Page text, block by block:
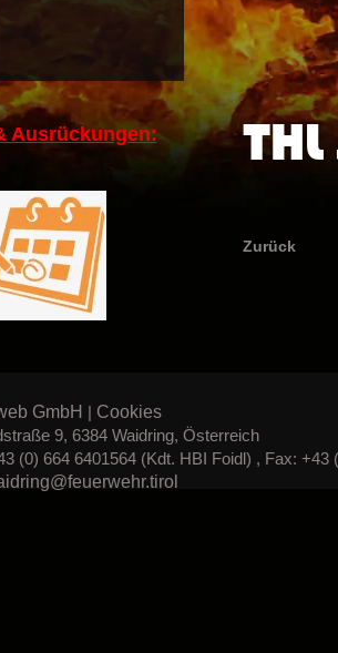
Ausrückungen:
Zurück
GmbH | Cookies
9, 6384 Waidring, Österreich
(0) 664 6401564 (Kdt. HBI Foidl) , Fax: +43